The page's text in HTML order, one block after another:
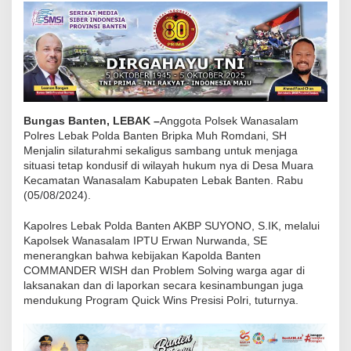
g
o
a
P
l
e
k
a
n
a
s
Bungas Banten, LEBAK –Anggota Polsek Wanasalam
Polres Lebak Polda Banten Bripka Muh Romdani, SH
Menjalin silaturahmi sekaligus sambang untuk menjaga
situasi tetap kondusif di wilayah hukum nya di Desa Muara
Kecamatan Wanasalam Kabupaten Lebak Banten. Rabu
(05/08/2024).
Kapolres Lebak Polda Banten AKBP SUYONO, S.IK, melalui
Kapolsek Wanasalam IPTU Erwan Nurwanda, SE
menerangkan bahwa kebijakan Kapolda Banten
COMMANDER WISH dan Problem Solving warga agar di
laksanakan dan di laporkan secara kesinambungan juga
mendukung Program Quick Wins Presisi Polri, tuturnya.